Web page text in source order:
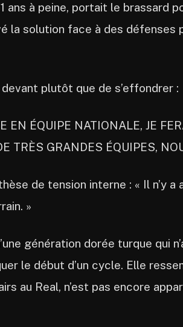
ans à peine, portait le brassard
la solution face à des
plutôt que de s’effondrer :
EN ÉQUIPE NATIONALE, JE
TRÈS GRANDES ÉQUIPES,
de tension interne : « Il n’y a
»
génération dorée turque qui
le début d’un cycle. Elle
au Real, n’est pas encore